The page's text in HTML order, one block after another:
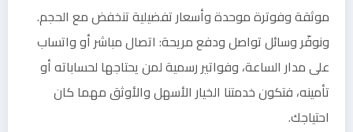
موثقة وفوترة موحدة وأسعار تفضيلية تنخفض مع الحجم.
ونوفّر وسائل تواصل ودفع مريحة: اتصال مباشر أو واتساب
على مدار الساعة، وفواتير رسمية لمن يحتاجها لحساباته أو
تأمينه، فتكون خدمتنا الخيار الأسهل والأوثق مهما كان
احتياجك.